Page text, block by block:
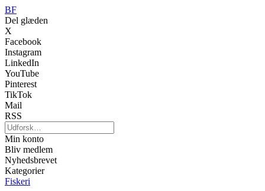
BF
Del glæden
X
Facebook
Instagram
LinkedIn
YouTube
Pinterest
TikTok
Mail
RSS
Min konto
Bliv medlem
Nyhedsbrevet
Kategorier
Fiskeri